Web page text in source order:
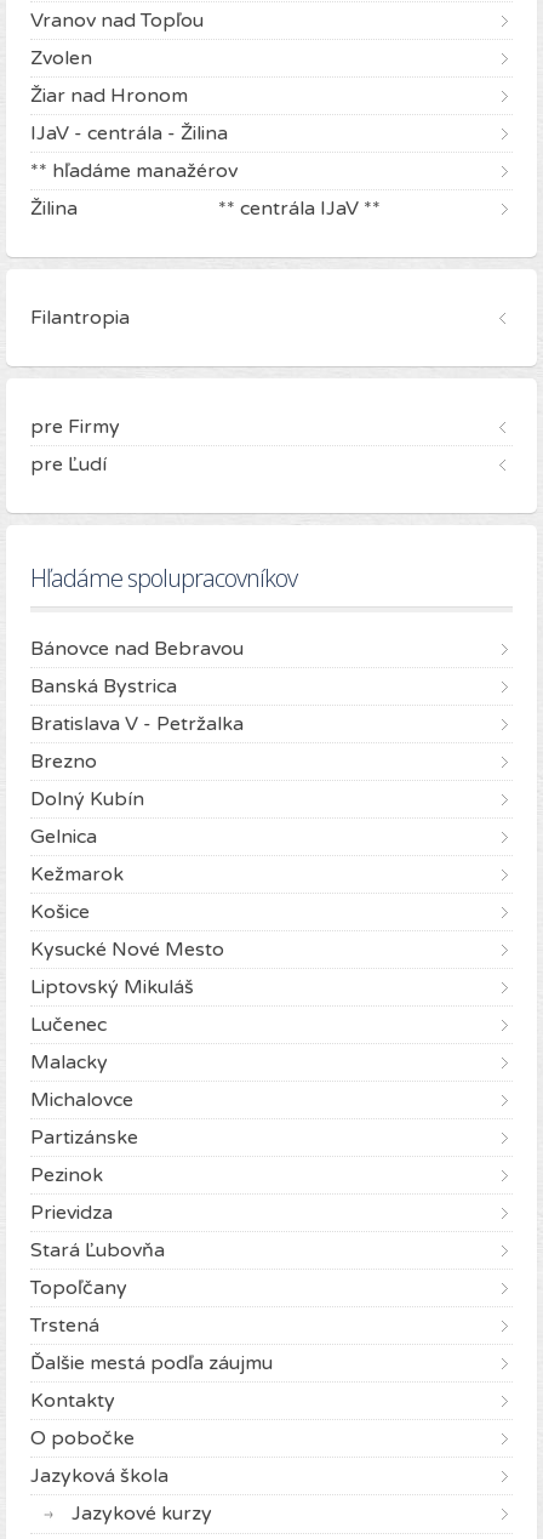
Vranov nad Topľou
Zvolen
Žiar nad Hronom
IJaV - centrála - Žilina
** hľadáme manažérov
Žilina ** centrála IJaV **
Filantropia
pre Firmy
pre Ľudí
Hľadáme spolupracovníkov
Bánovce nad Bebravou
Banská Bystrica
Bratislava V - Petržalka
Brezno
Dolný Kubín
Gelnica
Kežmarok
Košice
Kysucké Nové Mesto
Liptovský Mikuláš
Lučenec
Malacky
Michalovce
Partizánske
Pezinok
Prievidza
Stará Ľubovňa
Topoľčany
Trstená
Ďalšie mestá podľa záujmu
Kontakty
O pobočke
Jazyková škola
Jazykové kurzy